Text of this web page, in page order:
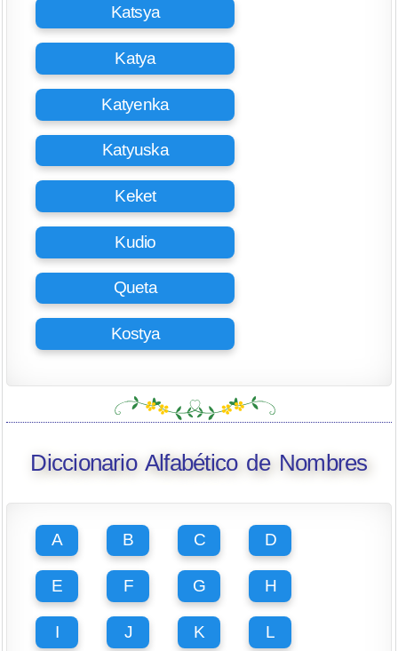
Katsya
Katya
Katyenka
Katyuska
Keket
Kudio
Queta
Kostya
Diccionario Alfabético de Nombres
A B C D
E F G H
I J K L